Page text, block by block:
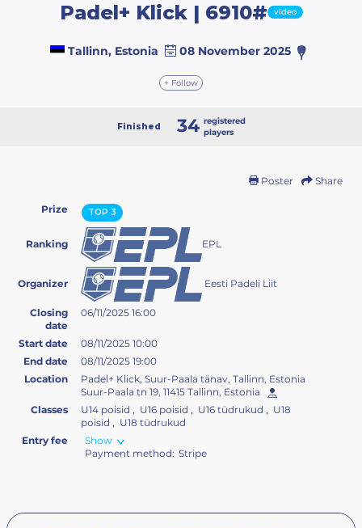
Padel+ Klick | 6910#
video
Tallinn, Estonia 08 November 2025
+ Follow
Finished 34 registered
players
Poster Share
Prize TOP 3
Ranking EPL
Organizer Eesti Padeli Liit
Closing
date
06/11/2025 16:00
Start date
08/11/2025 10:00
End date
08/11/2025 19:00
Location
Padel+ Klick, Suur-Paala tänav, Tallinn, Estonia
Suur-Paala tn 19, 11415 Tallinn, Estonia
Classes
U14 poisid , U16 poisid , U16 tüdrukud , U18
poisid , U18 tüdrukud
Entry fee
Show
Payment method: Stripe